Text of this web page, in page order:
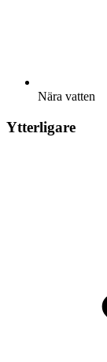
Nära vatten
Ytterligare